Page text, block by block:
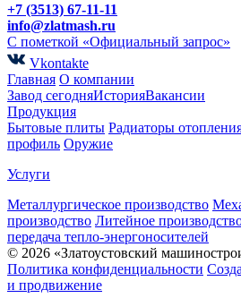
+7 (3513) 67-11-11
info@zlatmash.ru
С пометкой «Официальный запрос»
Vkontakte
Главная О компании
Завод сегодняИсторияВакансии
Продукция
Бытовые плиты Радиаторы
профиль Оружие
Услуги
Металлургическое производство
производство Литейное
передача тепло-энергоносителей
© 2026 «Златоустовский
Политика конфиденциальности
и продвижение